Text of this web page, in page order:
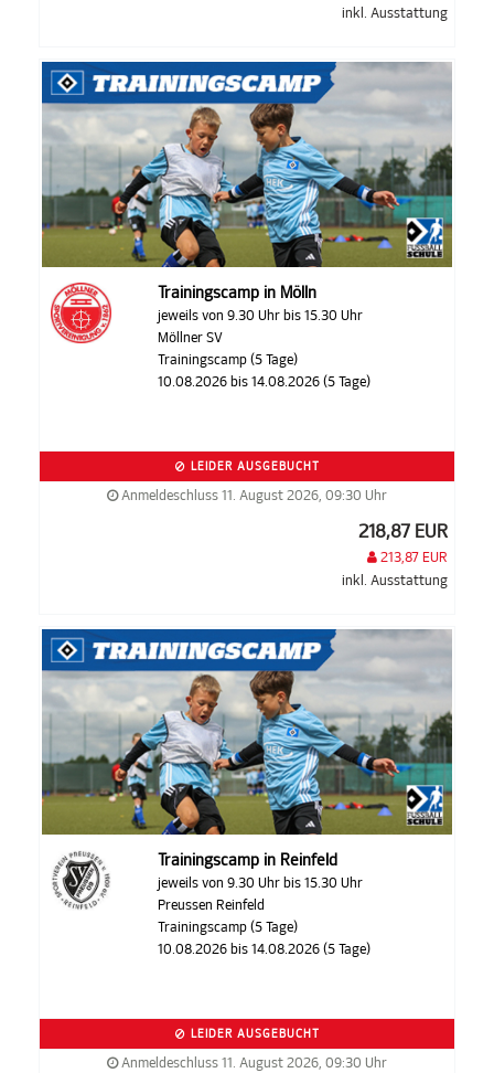
inkl. Ausstattung
Trainingscamp in Mölln
jeweils von 9.30 Uhr bis 15.30 Uhr
Möllner SV
Trainingscamp (5 Tage)
10.08.2026 bis 14.08.2026 (5 Tage)
LEIDER AUSGEBUCHT
Anmeldeschluss 11. August 2026, 09:30 Uhr
218,87 EUR
213,87 EUR
inkl. Ausstattung
Trainingscamp in Reinfeld
jeweils von 9.30 Uhr bis 15.30 Uhr
Preussen Reinfeld
Trainingscamp (5 Tage)
10.08.2026 bis 14.08.2026 (5 Tage)
LEIDER AUSGEBUCHT
Anmeldeschluss 11. August 2026, 09:30 Uhr